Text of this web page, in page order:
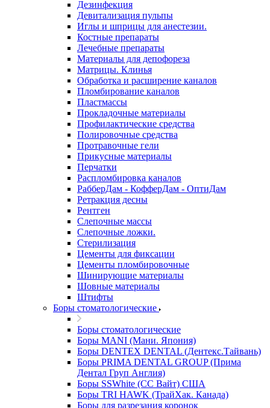
Дезинфекция
Девитализация пульпы
Иглы и шприцы для анестезии.
Костные препараты
Лечебные препараты
Материалы для депофореза
Матрицы. Клинья
Обработка и расширение каналов
Пломбирование каналов
Пластмассы
Прокладочные материалы
Профилактические средства
Полировочные средства
Протравочные гели
Прикусные материалы
Перчатки
Распломбировка каналов
РабберДам - КофферДам - ОптиДам
Ретракция десны
Рентген
Слепочные массы
Слепочные ложки.
Стерилизация
Цементы для фиксации
Цементы пломбировочные
Шинирующие материалы
Шовные материалы
Штифты
Боры стоматологические
Боры стоматологические
Боры MANI (Мани. Япония)
Боры DENTEX DENTAL (Дентекс.Тайвань)
Боры PRIMA DENTAL GROUP (Прима
Дентал Груп Англия)
Боры SSWhite (СС Вайт) США
Боры TRI HAWK (ТрайХак. Канада)
Боры для разрезания коронок